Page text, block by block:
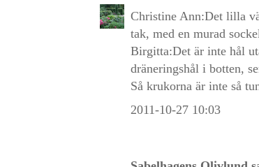
Christine Ann:Det lilla
tak, med en murad
Birgitta:Det är inte hål
dräneringshål i botten,
Så krukorna är inte så
2011-10-27 10:03